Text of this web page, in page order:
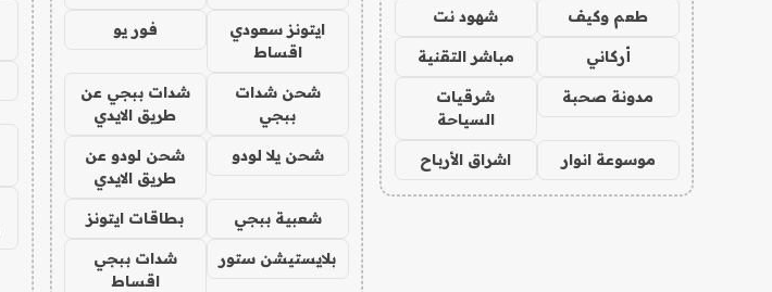
طعم وكيف شهود نت
أركاني مباشر التقنية
مدونة صحبة
شرقيات
السياحة
موسوعة انوار اشراق الأرباح
ايتونز سعودي
اقساط
فور يو
شحن شدات
ببجي
شدات ببجي عن
طريق الايدي
شحن يلا لودو
شحن لودو عن
طريق الايدي
شعبية ببجي بطاقات ايتونز
بلايستيشن ستور
شدات ببجي
اقساط